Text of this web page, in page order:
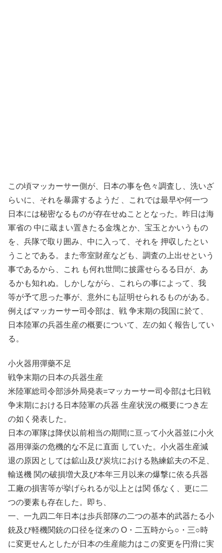
この頃マッカーサー側が、日本の事を色々調査し、洗いざ
らいに、それを暴露するようだ 、これでは最早や何一つ
日本には秘密なるものが存在せぬこととなった。昨日は海
軍省の 中に蔵まい置きたる金塊とか、宝玉とかいうもの
を、兵隊で取り囲み、中に入って、それを 押収したとい
うことである。また帝室財産なども、調査の上出せという
事であるから、これ も何れ世間に披露せらるる日が、あ
るかも知れぬ。しかしながら、これらの事によって、我
等が予て思った事が、意外にも証明せられるものがある。
例えばマッカーサー司令部は、戦 争末期の我国に於て、
日本陸軍の兵器生産の概要について、左の如く報告してい
る。
小火器用彈藥不足
戦争末期の日本の兵器生産
米陸軍総司令部渉外局発表=マッカーサー司令部は七日戦
争末期における日本陸軍の兵器 生産状況の概要につき左
の如く発表した。
日本の軍隊は降伏以前相当の期間に亘って小火器並に小火
器用弾薬の危機的な不足に直面 していた。小火器生産減
退の原因としては鉱山及び炭坑における熟練鉱夫の不足、
輸送機 関の破損増大及び本年三月以来の爆撃に依る兵器
工廠の損害等が挙げられるが以上とは関 係なく、更に二
つの要素も存在した。即ち、
一、一九四二年日本は歩兵部隊の二つの基本的武器たる小
銃及び軽機関銃の口径を従来の O・二五時から○・三○時
に変更せんとしたが日本の生産能力はこの変更を円滑に実